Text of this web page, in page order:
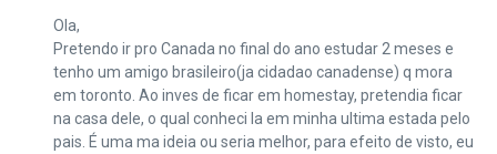
Ola,
Pretendo ir pro Canada no final do ano estudar 2 meses e
tenho um amigo brasileiro(ja cidadao canadense) q mora
em toronto. Ao inves de ficar em homestay, pretendia ficar
na casa dele, o qual conheci la em minha ultima estada pelo
pais. É uma ma ideia ou seria melhor, para efeito de visto, eu